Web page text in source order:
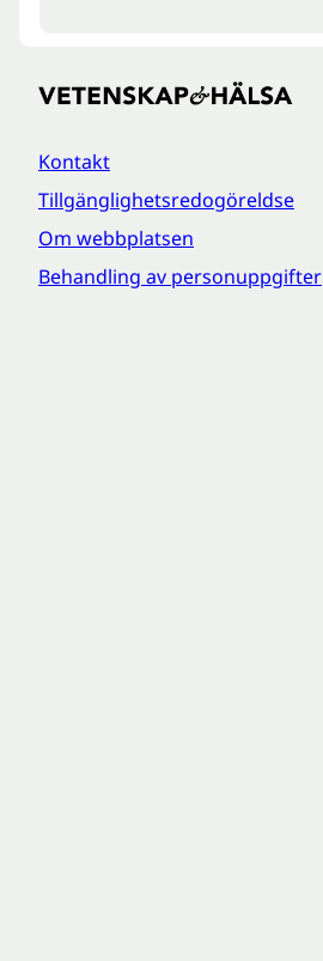
Kontakt
Tillgänglighetsredogöreldse
Om webbplatsen
Behandling av personuppgifter